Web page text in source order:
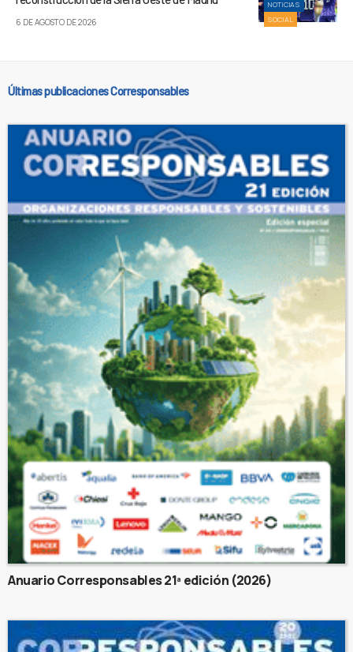
NOTICIAS
SOCIAL
6 DE AGOSTO DE 2026
Últimas publicaciones Corresponsables
Anuario Corresponsables 21ª edición (2026)